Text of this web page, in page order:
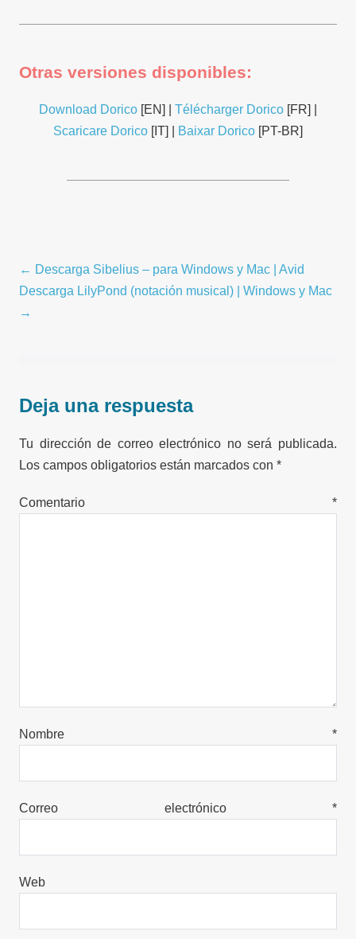
Otras versiones disponibles:
Download Dorico [EN] | Télécharger Dorico [FR] |
Scaricare Dorico [IT] | Baixar Dorico [PT-BR]
Navegación
por
entradas
← Descarga Sibelius – para Windows y Mac | Avid
Descarga LilyPond (notación musical) | Windows y Mac
→
Deja una respuesta
Tu dirección de correo electrónico no será publicada.
Los campos obligatorios están marcados con*
Comentario *
Nombre *
Correo electrónico *
Web